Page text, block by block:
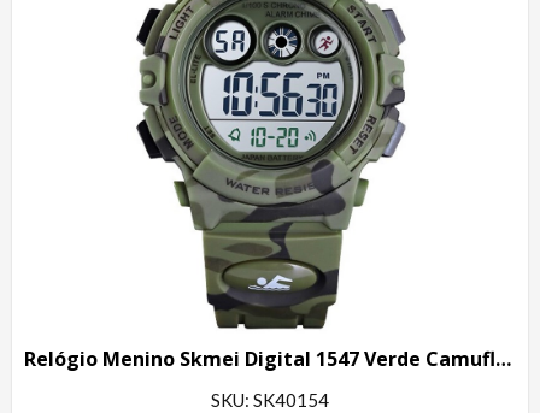
Relógio Menino Skmei Digital 1547 Verde Camuflado
SKU: SK40154